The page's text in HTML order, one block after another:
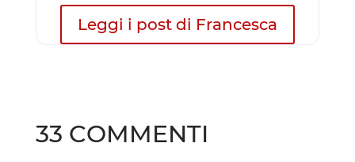
Leggi i post di Francesca
33 COMMENTI